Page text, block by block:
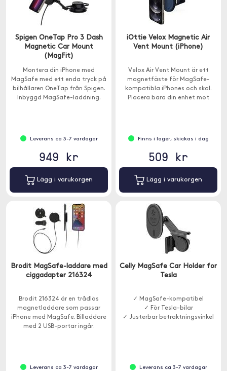
Spigen OneTap Pro 3 Dash
Magnetic Car Mount
(MagFit)
Montera din iPhone med
MagSafe med ett enda tryck på
bilhållaren OneTap från Spigen.
Inbyggd MagSafe-laddning.
Leverans ca 3-7 vardagar
949 kr
Lägg i varukorgen
iOttie Velox Magnetic Air
Vent Mount (iPhone)
Velox Air Vent Mount är ett
magnetfäste för MagSafe-
kompatibla iPhones och skal.
Placera bara din enhet mot
Finns i lager, skickas i dag
509 kr
Lägg i varukorgen
Brodit MagSafe-laddare med
ciggadapter 216324
Brodit 216324 är en trådlös
magnetladdare som passar
iPhone med MagSafe. Billaddare
med 2 USB-portar ingår.
Leverans ca 3-7 vardagar
Celly MagSafe Car Holder for
Tesla
✓ MagSafe-kompatibel
✓ För Tesla-bilar
✓ Justerbar betraktningsvinkel
Leverans ca 3-7 vardagar